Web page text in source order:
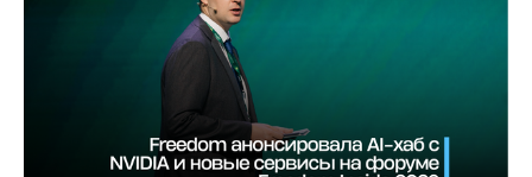
интеллекте и будущем супераппов в
стали неотъемлемой частью жизни каждого